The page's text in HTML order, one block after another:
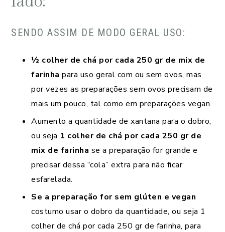
SENDO ASSIM DE MODO GERAL USO:
½ colher de chá por cada 250 gr de mix de
farinha para uso geral com ou sem ovos, mas
por vezes as preparações sem ovos precisam de
mais um pouco, tal como em preparações vegan.
Aumento a quantidade de xantana para o dobro,
ou seja 1 colher de chá por cada 250 gr de
mix de farinha se a preparação for grande e
precisar dessa “cola” extra para não ficar
esfarelada.
Se a preparação for sem glúten e vegan
costumo usar o dobro da quantidade, ou seja 1
colher de chá por cada 250 gr de farinha, para